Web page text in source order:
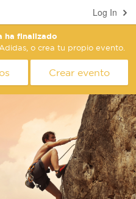
Log In
ha finalizado
o crea tu propio evento.
Crear evento